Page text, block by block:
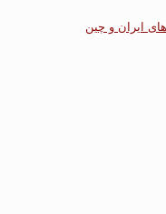
ایران و چین